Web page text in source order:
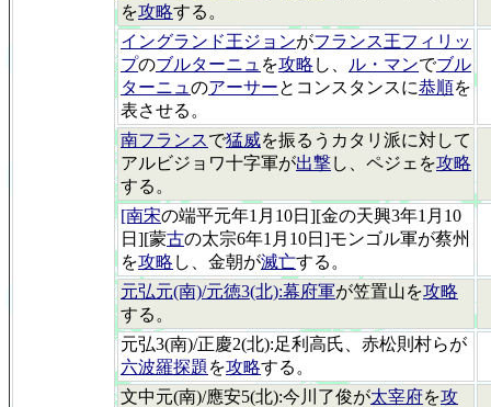
を攻略する。
イングランド王ジョンがフランス王フィリッ
プのブルターニュ を攻略 し、 ル・マンでブル
ターニュ のアーサーとコンスタンスに恭順を
表させる。
南フランスで猛威を振るうカタリ派に対して
アルビジョワ十字軍が出撃し、ペジェを攻略
する。
[南宋の端平元年1月10日][金の天興3年1月10
日][蒙古の太宗6年1月10日]モンゴル軍が蔡州
を攻略 し、金朝が滅亡する。
元弘元(南)/元徳3(北):幕府軍が笠置山を攻略
する。
元弘3(南)/正慶2(北):足利高氏、赤松則村らが
六波羅探題 を攻略する。
文中元(南)/應安5(北):今川了俊が太宰府を攻